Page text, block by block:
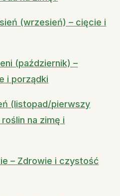
(wrzesień) – cięcie i
(październik) –
i porządki
(listopad/pierwszy
na zimę i
– Zdrowie i czystość